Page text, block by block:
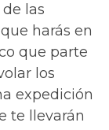
las
harás en
que parte
los
expedición
te llevarán